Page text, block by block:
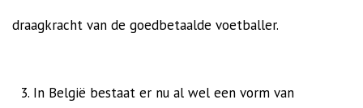
draagkracht van de goedbetaalde voetballer.
In België bestaat er nu al wel een vorm van